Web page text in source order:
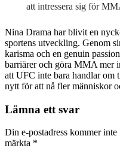
att intressera sig för
Nina Drama har blivit en
sportens utveckling. Genom
karisma och en genuin
barriärer och göra MMA mer
att UFC inte bara handlar om
nytt för att nå fler människor
Lämna ett svar
Din e-postadress kommer inte
märkta *